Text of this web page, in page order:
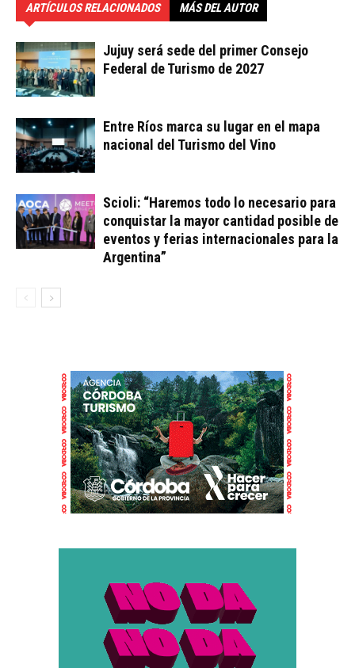
ARTÍCULOS RELACIONADOS MÁS DEL AUTOR
Jujuy será sede del primer Consejo
Federal de Turismo de 2027
Entre Ríos marca su lugar en el mapa
nacional del Turismo del Vino
Scioli: “Haremos todo lo necesario para
conquistar la mayor cantidad posible de
eventos y ferias internacionales para la
Argentina”